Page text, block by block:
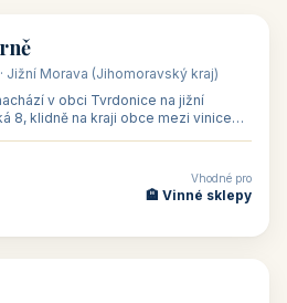
Jižní Morava (Jihomoravský kraj)
v obci Tvrdonice na jižní
8, klidně na kraji obce mezi vinicemi,
Vhodné pro
🏨 Vinné sklepy